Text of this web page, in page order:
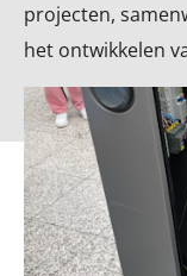
projecten,
het ontwikkelen